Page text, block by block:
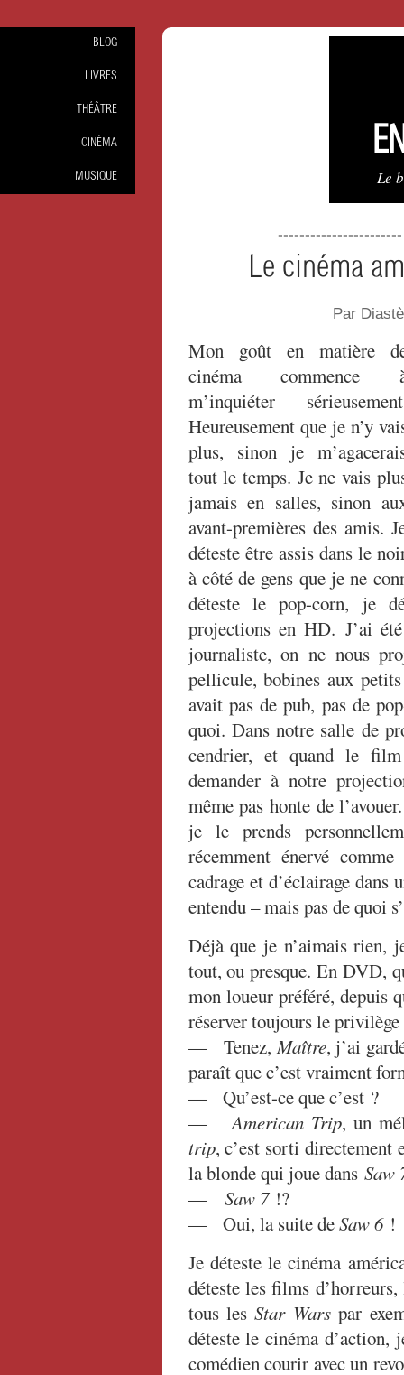
Le
Le cinéma
Par
Mon goût en matière
cinéma commence
m’inquiéter
Heureusement que je n’y
plus, sinon je
tout le temps. Je ne vais
jamais en salles, sinon
avant-premières des amis.
déteste être assis dans le
à côté de gens que je ne
déteste le pop-corn, je
projections en HD. J’ai
journaliste, on ne nous
pellicule, bobines aux
avait pas de pub, pas de
quoi. Dans notre salle de
cendrier, et quand le
demander à notre
même pas honte de
je le prends
récemment énervé
cadrage et d’éclairage
entendu – mais pas de quoi
Déjà que je n’aimais rien,
tout, ou presque. En DVD,
mon loueur préféré, depuis
réserver toujours le privilège
— Tenez,Maître, j’ai
paraît que c’est vraiment
— Qu’est-ce que c’est ?
—American Trip, un
trip, c’est sorti directement
la blonde qui joue dans Saw
— Saw 7!?
— Oui, la suite deSaw 6!
Je déteste le cinéma
déteste les films
tous lesStar Warspar
déteste le cinéma
comédien courir avec un
BLOG
LIVRES
THÉÂTRE
CINÉMA
MUSIQUE